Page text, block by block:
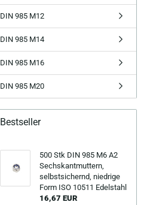
DIN 985 M12
DIN 985 M14
DIN 985 M16
DIN 985 M20
Bestseller
500 Stk DIN 985 M6 A2
Sechs­kant­mut­tern,
selbst­si­chernd, nied­ri­ge
Form ISO 10511 Edel­stahl
16,67 EUR